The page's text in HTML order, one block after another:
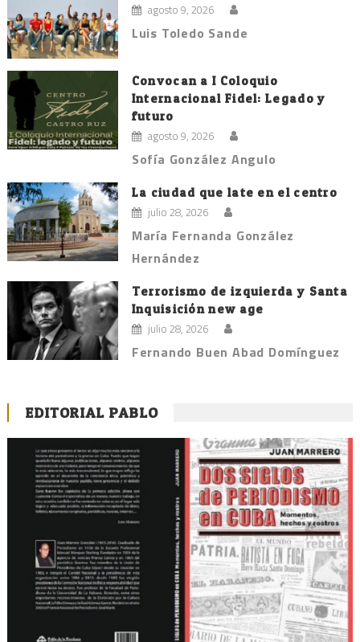
agosto 9, 2026
Luis Toledo Sande
Convocan a I Coloquio
Internacional Fidel: Legado y
futuro
agosto 9, 2026
Sofía González Angulo
La ciudad que late en el centro
julio 28, 2026
María Fernanda González
Hernández
Terrorismo de izquierda y Santa
Inquisición new age
julio 28, 2026
Fernando Buen Abad Domínguez
EDITORIAL PABLO